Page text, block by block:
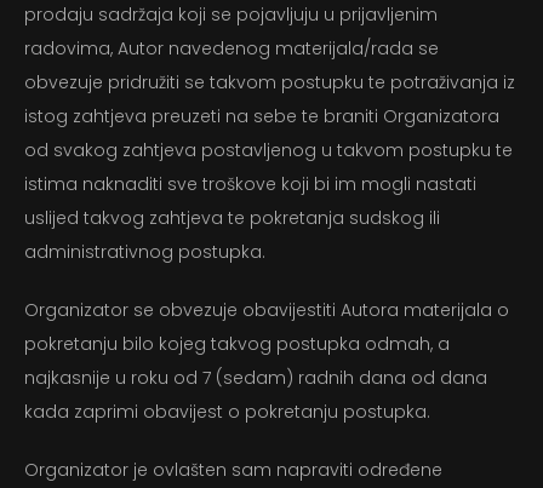
prodaju sadržaja koji se pojavljuju u prijavljenim
radovima, Autor navedenog materijala/rada se
obvezuje pridružiti se takvom postupku te potraživanja iz
istog zahtjeva preuzeti na sebe te braniti Organizatora
od svakog zahtjeva postavljenog u takvom postupku te
istima naknaditi sve troškove koji bi im mogli nastati
uslijed takvog zahtjeva te pokretanja sudskog ili
administrativnog postupka.
Organizator se obvezuje obavijestiti Autora materijala o
pokretanju bilo kojeg takvog postupka odmah, a
najkasnije u roku od 7 (sedam) radnih dana od dana
kada zaprimi obavijest o pokretanju postupka.
Organizator je ovlašten sam napraviti određene